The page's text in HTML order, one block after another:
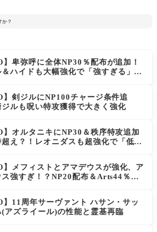
か？
】卑弥呼に全体NP30％配布が追加！
＆ハイドも大幅強化で「強すぎる」の
】剣ジルにNP100チャージ条件追
ジルも呪い特攻獲得で大きく強化
】オルタニキにNP30＆秩序特攻追加
超え？！レオニダスも超強化で「低レ
】メフィストとアマデウスが強化、ア
ス強すぎ！？NP20配布＆Arts44％強
】11周年サーヴァント ハサン・サッ
(アズライール)の性能と霊基再臨